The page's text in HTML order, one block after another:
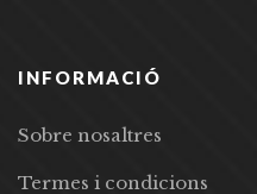
INFORMACIÓ
Sobre nosaltres
Termes i condicions